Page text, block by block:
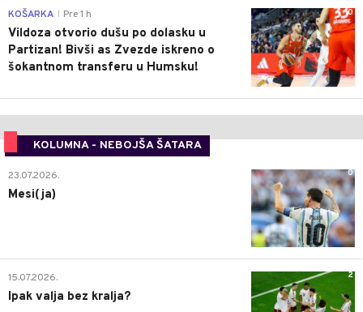
0
KOŠARKA Pre 1 h
Vildoza otvorio dušu po dolasku u
Partizan! Bivši as Zvezde iskreno o
šokantnom transferu u Humsku!
KOLUMNA - NEBOJŠA ŠATARA
0
23.07.2026.
Mesi(ja)
2
15.07.2026.
Ipak valja bez kralja?